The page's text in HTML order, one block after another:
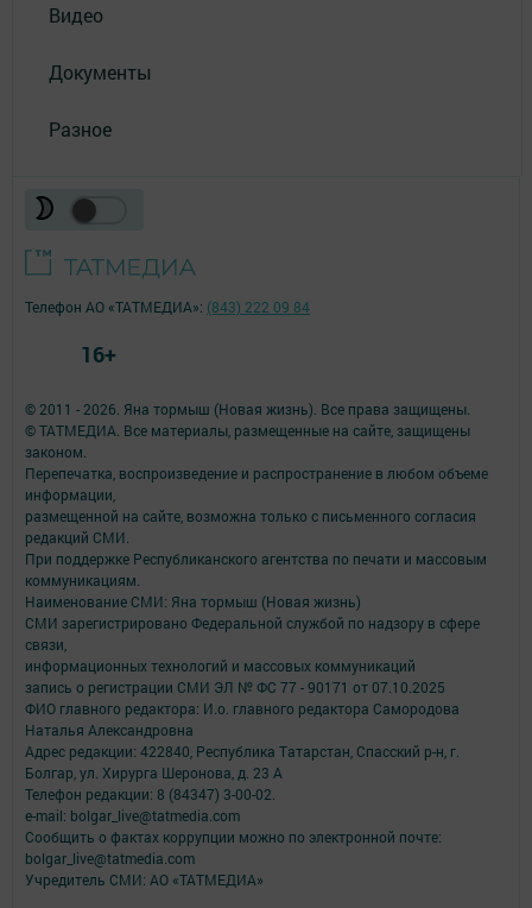
Видео
Документы
Разное
© 2011 - 2026. Яна тормыш (Новая жизнь). Все права защищены.
© ТАТМЕДИА. Все материалы, размещенные на сайте, защищены
законом.
Перепечатка, воспроизведение и распространение в любом объеме
информации,
размещенной на сайте, возможна только с письменного согласия
редакций СМИ.
При поддержке Республиканского агентства по печати и массовым
коммуникациям.
Наименование СМИ: Яна тормыш (Новая жизнь)
СМИ зарегистрировано Федеральной службой по надзору в сфере
связи,
информационных технологий и массовых коммуникаций
запись о регистрации СМИ ЭЛ № ФС 77 - 90171 от 07.10.2025
ФИО главного редактора: И.о. главного редактора Самородова
Наталья Александровна
Адрес редакции: 422840, Республика Татарстан, Спасский р-н, г.
Болгар, ул. Хирурга Шеронова, д. 23 А
Телефон редакции: 8 (84347) 3-00-02.
e-mail: bolgar_live@tatmedia.com
Сообщить о фактах коррупции можно по электронной почте:
bolgar_live@tatmedia.com
Учредитель СМИ: АО «ТАТМЕДИА»
Телефон АО «ТАТМЕДИА»: (843) 222 09 84
16+